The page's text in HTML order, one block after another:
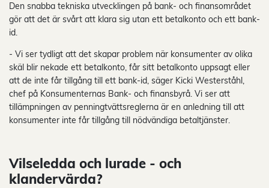
Den snabba tekniska utvecklingen på bank- och finansområdet
gör att det är svårt att klara sig utan ett betalkonto och ett bank-
id.
- Vi ser tydligt att det skapar problem när konsumenter av olika
skäl blir nekade ett betalkonto, får sitt betalkonto uppsagt eller
att de inte får tillgång till ett bank-id, säger Kicki Westerståhl,
chef på Konsumenternas Bank- och finansbyrå. Vi ser att
tillämpningen av penningtvättsreglerna är en anledning till att
konsumenter inte får tillgång till nödvändiga betaltjänster.
Vilseledda och lurade - och
klandervärda?